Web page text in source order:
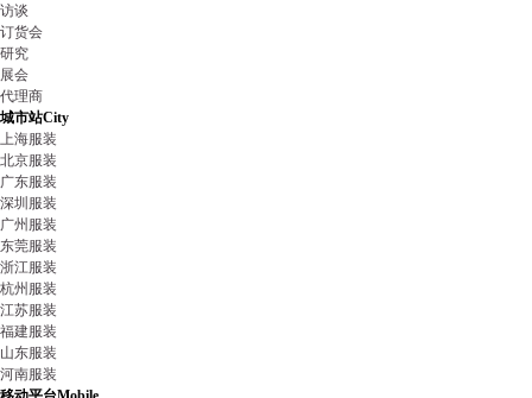
访谈
订货会
研究
展会
代理商
城市站City
上海服装
北京服装
广东服装
深圳服装
广州服装
东莞服装
浙江服装
杭州服装
江苏服装
福建服装
山东服装
河南服装